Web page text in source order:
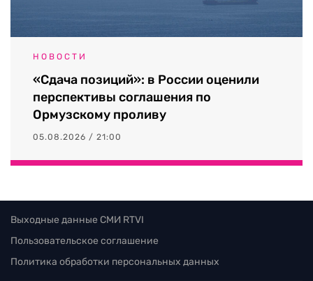
НОВОСТИ
«Сдача позиций»: в России оценили
перспективы соглашения по
Ормузскому проливу
05.08.2026 / 21:00
Выходные данные СМИ RTVI
Пользовательское соглашение
Политика обработки персональных данных